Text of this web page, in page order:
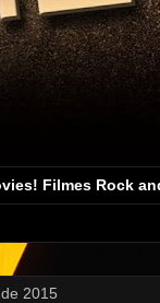
Filmes Rock
2015